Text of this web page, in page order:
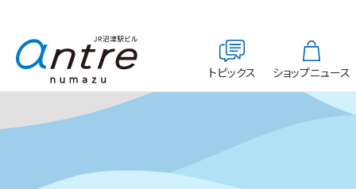
トピックス ショップニュース